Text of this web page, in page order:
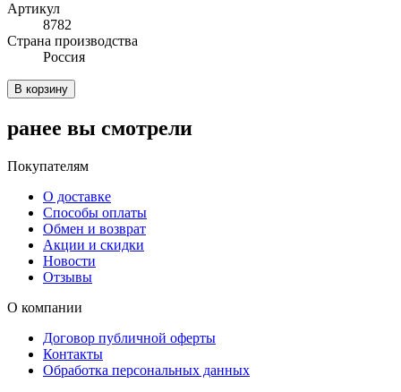
Артикул
8782
Cтрана производства
Россия
В корзину
ранее вы смотрели
Покупателям
О доставке
Способы оплаты
Обмен и возврат
Акции и скидки
Новости
Отзывы
О компании
Договор публичной оферты
Контакты
Обработка персональных данных